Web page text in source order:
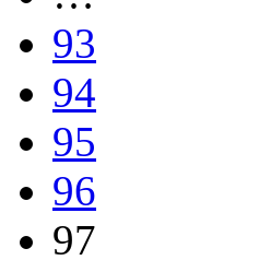
93
94
95
96
97